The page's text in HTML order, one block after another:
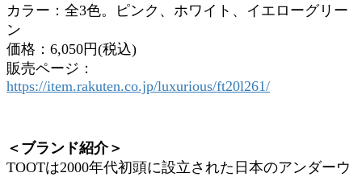
カラー：全3色。ピンク、ホワイト、イエローグリー
ン
価格：6,050円(税込)
販売ページ：
https://item.rakuten.co.jp/luxurious/ft20l261/
＜ブランド紹介＞
TOOTは2000年代初頭に設立された日本のアンダーウ